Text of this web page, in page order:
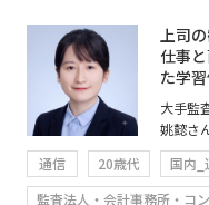
上司
仕事
た学
大手監
姚懿さ
通信
20歳代 国内_
監査法人・会計事務所・コ